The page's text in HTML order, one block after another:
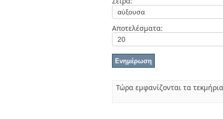
Αποτελέσματα:
Τώρα εμφανίζονται τα